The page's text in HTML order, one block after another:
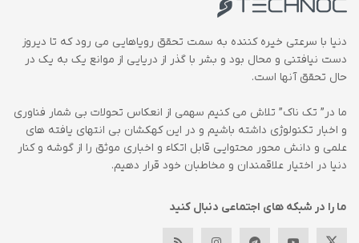
دنیا با سرعتی خیره کننده به سمت تحقق رویاهایی می رود که تا دیروز
دست نیافتنی و محال بود و بشر با گذر از دریایی از موانع یک به یک در
حال تحقق آنها است.
ما در” تک ناک” تلاش می کنیم سهمی از انعکاس تحولات بی شمار فناوری
و اخبار تکنولوژی داشته باشیم و در این کهکشان بی انتهای یافته های
علمی و دانش محور محتوایی قابل اتکاء و اخباری موثق را از گوشه و کنار
دنیا در اختیار علاقمندان و مخاطبان خود قرار دهیم.
ما را در شبکه های اجتماعی دنبال کنید